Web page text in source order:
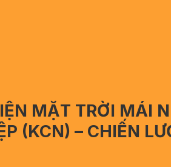
MẶT TRỜI MÁI
(KCN) – CHIẾN